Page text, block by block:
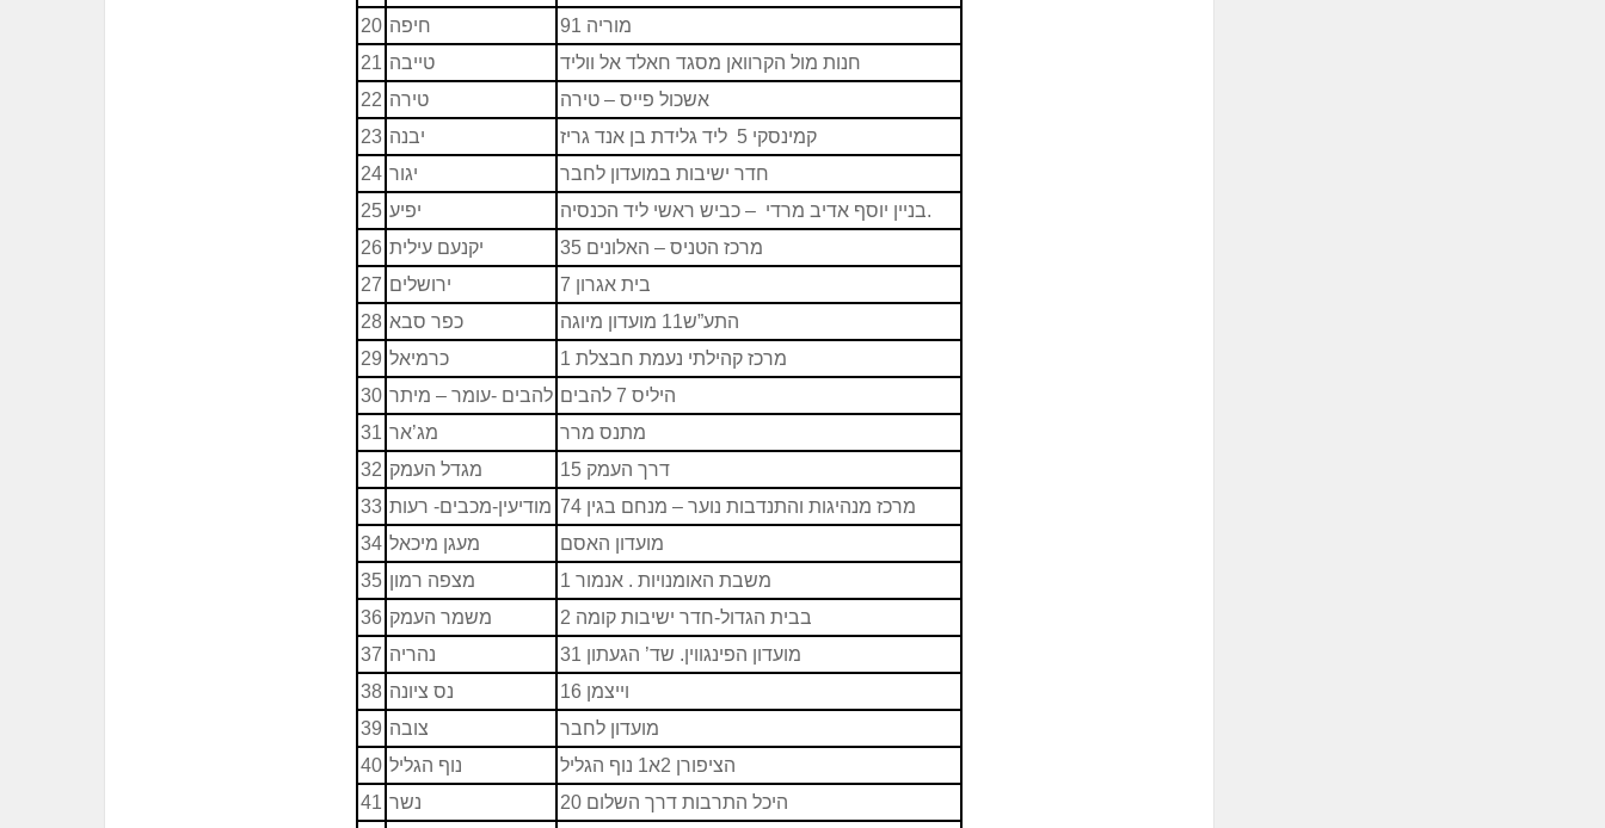
20 חיפה
מוריה 91
21 טייבה
חנות מול הקרוואן מסגד חאלד אל ווליד
22 טירה
אשכול פייס – טירה
23 יבנה קמינסקי 5
ליד גלידת בן אנד גריז
24 יגור
חדר ישיבות במועדון לחבר
25 יפיע בניין יוסף אדיב מרדי– כביש ראשי ליד הכנסיה.
26 יקנעם עילית
מרכז הטניס – האלונים 35
27 ירושלים
בית אגרון 7
28 כפר סבא
התע”ש11 מועדון מיוגה
29 כרמיאל
מרכז קהילתי נעמת חבצלת 1
30 להבים -עומר – מיתר
היליס 7 להבים
31 מג’אר
מתנס מרר
32 מגדל העמק
דרך העמק 15
33 מודיעין-מכבים- רעות
מרכז מנהיגות והתנדבות נוער – מנחם בגין 74
34 מעגן מיכאל
מועדון האסם
35 מצפה רמון
משבת האומנויות . אנמור 1
36 משמר העמק
בבית הגדול-חדר ישיבות קומה 2
37 נהריה
מועדון הפינגווין. שד’ הגעתון 31
38 נס ציונה
וייצמן 16
39 צובה
מועדון לחבר
40 נוף הגליל
הציפורן 2א1 נוף הגליל
41 נשר
היכל התרבות דרך השלום 20